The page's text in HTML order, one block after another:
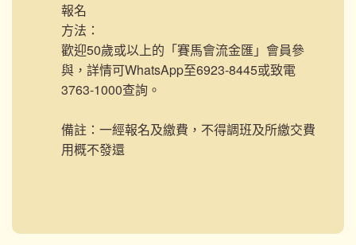
報名
方法：
歡迎50歲或以上的「賽馬會流金匯」會員參
與，詳情可WhatsApp至6923-8445或致電
3763-1000查詢。
備註：一經報名及繳費，不得調班及所繳交費
用概不發還